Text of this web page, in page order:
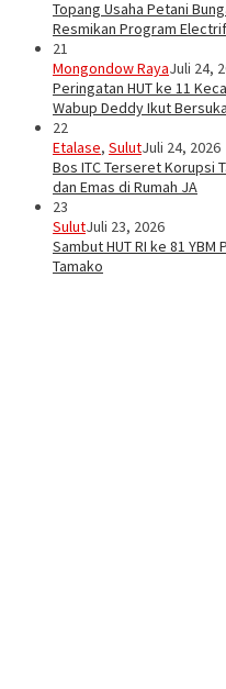
Topang Usaha Petani
Resmikan Program
21
Mongondow RayaJuli 24,
Peringatan HUT ke 11
Wabup Deddy Ikut
22
Etalase, SulutJuli 24, 2026
Bos ITC Terseret Korupsi
dan Emas di Rumah JA
23
SulutJuli 23, 2026
Sambut HUT RI ke 81
Tamako